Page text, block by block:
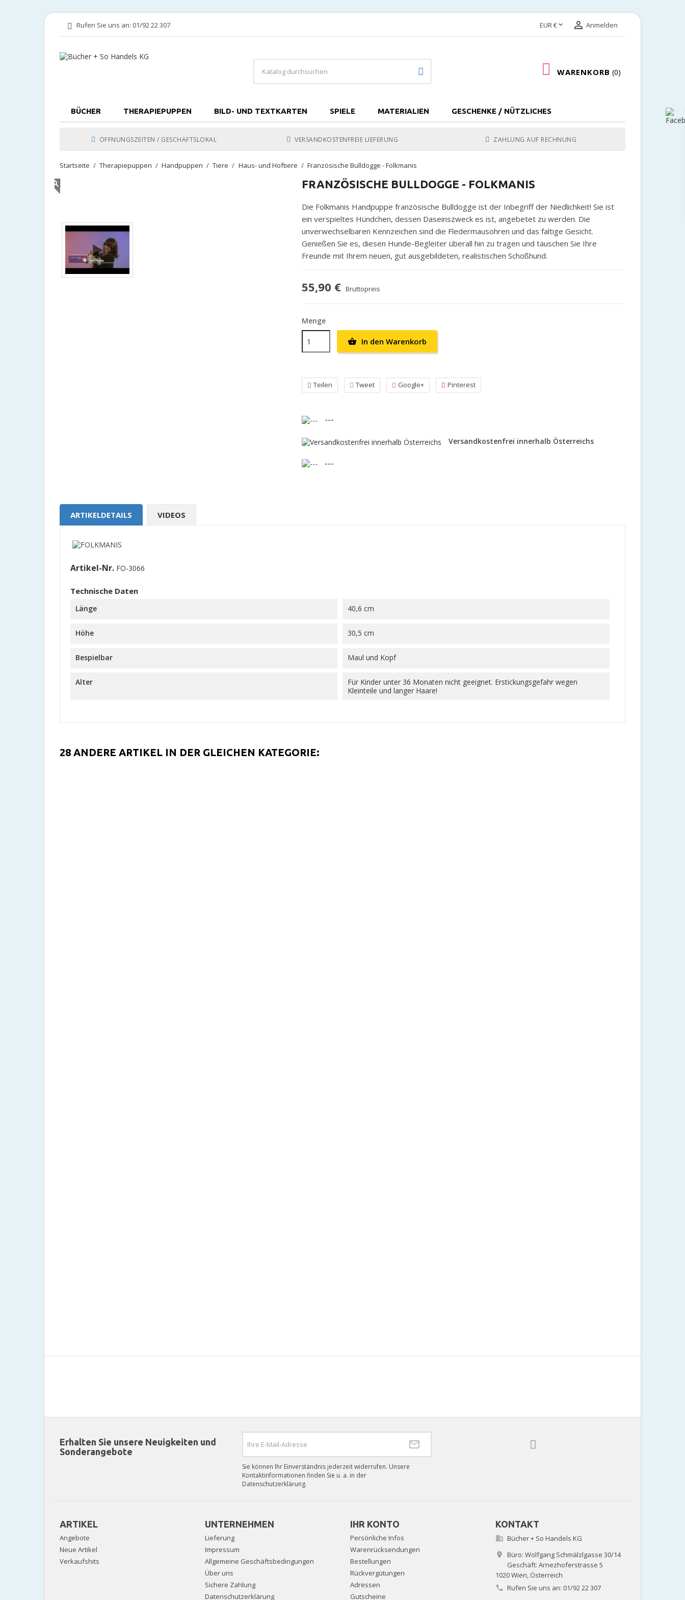
Rufen Sie uns an: 01/92 22 307 EUR €  Anmelden
WARENKORB 0
BÜCHER THERAPIEPUPPEN BILD- UND TEXTKARTEN SPIELE MATERIALIEN GESCHENKE / NÜTZLICHES
ÖFFNUNGSZEITEN / GESCHÄFTSLOKAL VERSANDKOSTENFREIE LIEFERUNG ZAHLUNG AUF RECHNUNG
Startseite Therapiepuppen Handpuppen Tiere Haus- und Hoftiere Französische Bulldogge - Folkmanis
FRANZÖSISCHE BULLDOGGE - FOLKMANIS
Die Folkmanis Handpuppe französische Bulldogge ist der Inbegriff der Niedlichkeit! Sie ist
ein verspieltes Hündchen, dessen Daseinszweck es ist, angebetet zu werden. Die
unverwechselbaren Kennzeichen sind die Fledermausohren und das faltige Gesicht.
Genießen Sie es, diesen Hunde-Begleiter überall hin zu tragen und täuschen Sie Ihre
Freunde mit Ihrem neuen, gut ausgebildeten, realistischen Schoßhund.
55,90 € Bruttopreis
Menge
 In den Warenkorb
Teilen Tweet Google+ Pinterest
---
Versandkostenfrei innerhalb Österreichs
---
ARTIKELDETAILS VIDEOS
Artikel-Nr. FO-3066
Technische Daten
Länge 40,6 cm
Höhe 30,5 cm
Bespielbar Maul und Kopf
Alter
Für Kinder unter 36 Monaten nicht geeignet. Erstickungsgefahr wegen
Kleinteile und langer Haare!
28 ANDERE ARTIKEL IN DER GLEICHEN KATEGORIE:
Erhalten Sie unsere Neuigkeiten und
Sonderangebote
Sie können Ihr Einverständnis jederzeit widerrufen. Unsere
Kontaktinformationen finden Sie u. a. in der
Datenschutzerklärung.
ARTIKEL
Angebote
Neue Artikel
Verkaufshits
UNTERNEHMEN
Lieferung
Impressum
Allgemeine Geschäftsbedingungen
Über uns
Sichere Zahlung
Datenschutzerklärung
IHR KONTO
Persönliche Infos
Warenrücksendungen
Bestellungen
Rückvergütungen
Adressen
Gutscheine
KONTAKT
 Bücher + So Handels KG

Büro: Wolfgang Schmälzlgasse 30/14
Geschäft: Arnezhoferstrasse 5
1020 Wien, Österreich
 Rufen Sie uns an: 01/92 22 307